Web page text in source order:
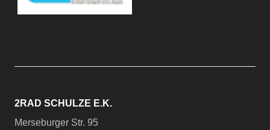
2RAD SCHULZE E.K.
Merseburger Str. 95